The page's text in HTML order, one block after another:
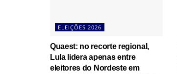
ELEIÇÕES 2026
Quaest: no recorte regional,
Lula lidera apenas entre
eleitores do Nordeste em